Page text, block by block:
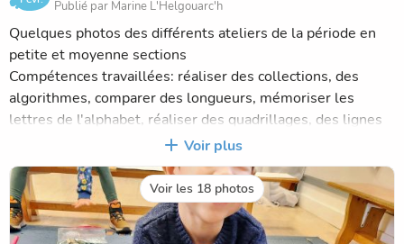
Publié par Marine L'Helgouarc'h
Quelques photos des différents ateliers de la période en
petite et moyenne sections
Compétences travaillées: réaliser des collections, des
algorithmes, comparer des longueurs, mémoriser les
lettres de l'alphabet, réaliser des quadrillages, des lignes
brisées, mémoriser du vocabulaire sur le thème de l'hiver,
étudier le cycle du vivant, travailler le schéma corporel....
Voir plus
Voir les 18 photos